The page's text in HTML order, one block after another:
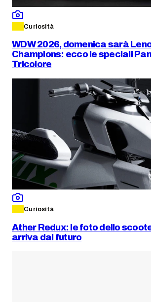
Curiosità
WDW 2026, domenica sarà
Champions: ecco le speciali
Tricolore
Curiosità
Ather Redux: le foto dello
arriva dal futuro